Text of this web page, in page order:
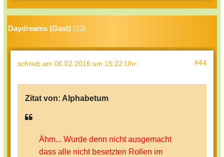
Schriftfarbe der einzelnen Distrikte:
D1: Luxuswaren
D2: Steinbruch, Friedenswächter
D4: Fischerrei
D7 : Holz und Papier
Daydreams (Gast) (13)
schrieb am 06.02.2016 um 15:22 Uhr: #44
Zitat von: Alphabetum
Ähm... Wurde denn nicht ausgemacht
dass alle nicht besetzten Rollen im